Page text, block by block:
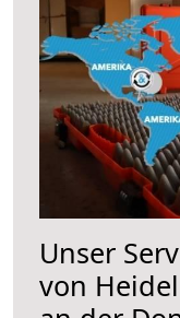
Unser
von